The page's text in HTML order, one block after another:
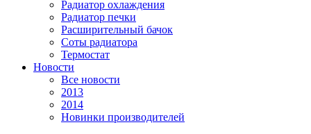
Радиатор охлаждения
Радиатор печки
Расширительный бачок
Соты радиатора
Термостат
Новости
Все новости
2013
2014
Новинки производителей